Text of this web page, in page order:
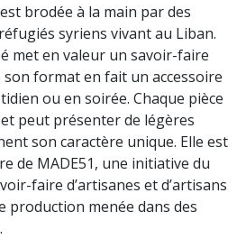
brodée à la main par des
syriens vivant au Liban.
met en valeur un savoir-faire
format en fait un accessoire
ou en soirée. Chaque pièce
peut présenter de légères
son caractère unique. Elle est
de MADE51, une initiative du
faire d’artisanes et d’artisans
production menée dans des